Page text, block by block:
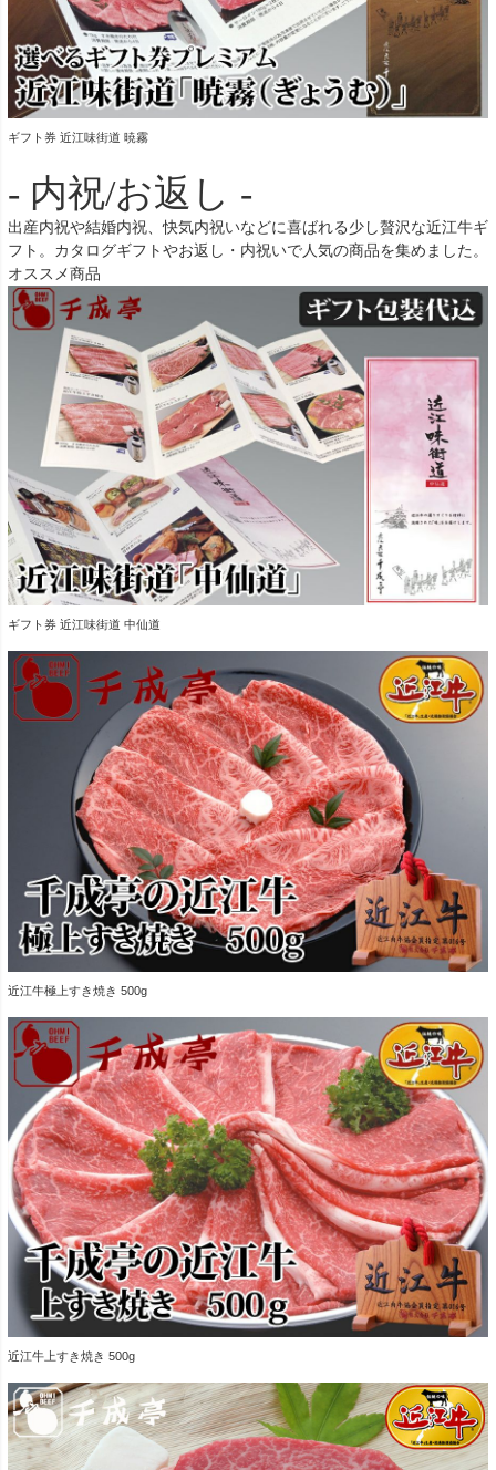
ギフト券 近江味街道 暁霧
- 内祝/お返し -
出産内祝や結婚内祝、快気内祝いなどに喜ばれる少し贅沢な近江牛ギ
フト。カタログギフトやお返し・内祝いで人気の商品を集めました。
オススメ商品
ギフト券 近江味街道 中仙道
近江牛極上すき焼き 500g
近江牛上すき焼き 500g